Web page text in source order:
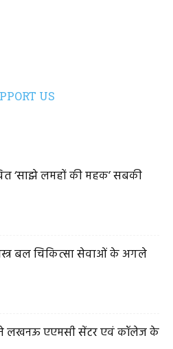
US
‘साझे लमहों की महक’ सबकी
बल चिकित्सा सेवाओं के अगले
लखनऊ एएमसी सेंटर एवं कॉलेज के